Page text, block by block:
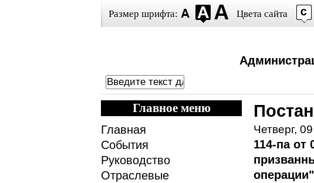
Размер шрифта: Цвета сайта
Главное меню
Главная
События
Руководство
Отраслевые
Четверг,
114-па от
операции"